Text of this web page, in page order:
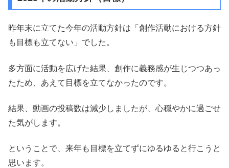
昨年末に立てた今年の活動方針は「創作活動における方針
も目標も立てない」でした。
多方面に活動を広げた結果、創作に義務感が生じつつあっ
たため、あえて目標を立てなかったのです。
結果、動画の投稿数は減少しましたが、心穏やかに過ごせ
た気がします。
ということで、来年も目標を立てずにゆるゆると行こうと
思います。